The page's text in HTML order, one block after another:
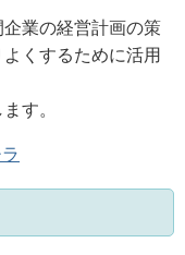
業の経営計画の策
くするために活用
す。